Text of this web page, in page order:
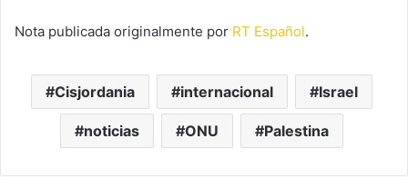
Nota publicada originalmente por RT Español.
Cisjordania internacional Israel
noticias ONU Palestina